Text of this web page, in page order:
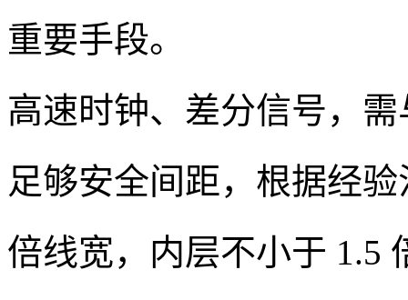
重要手段。
高速时钟、差分信号，
足够安全间距，根据经
倍线宽，内层不小于 1.5